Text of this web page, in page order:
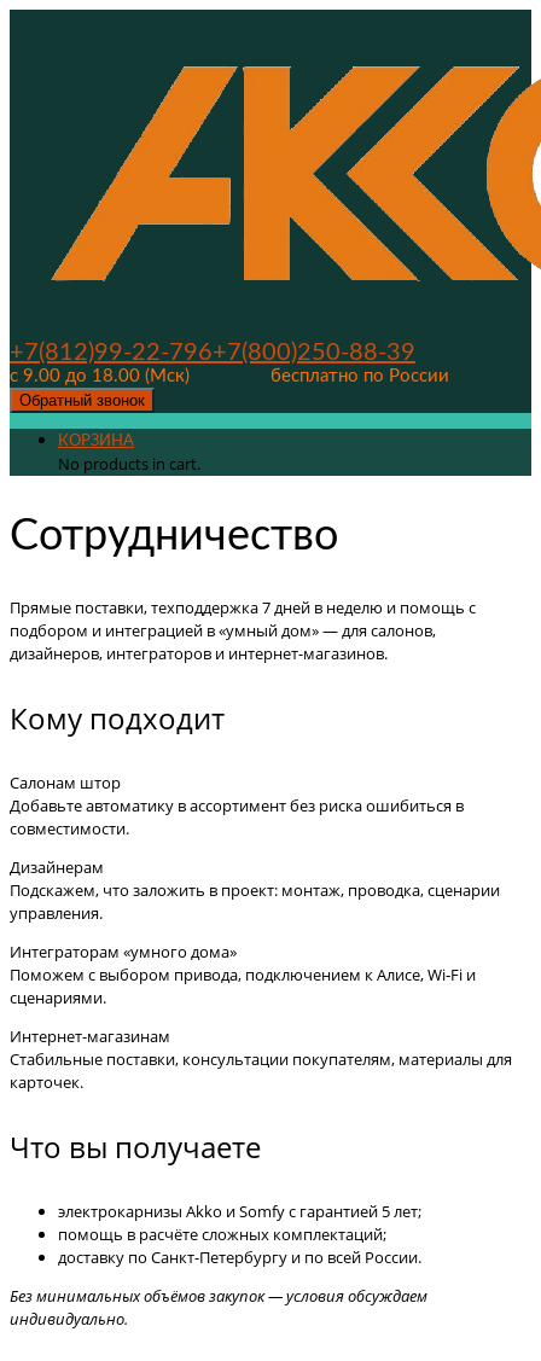
+7(812)99-22-796+7(800)250-88-39
с 9.00 до 18.00 (Мск)
бесплатно по России
Обратный звонок
КОРЗИНА
No products in cart.
Сотрудничество
Прямые поставки, техподдержка 7 дней в неделю и помощь с
подбором и интеграцией в «умный дом» — для салонов,
дизайнеров, интеграторов и интернет-магазинов.
Кому подходит
Салонам штор
Добавьте автоматику в ассортимент без риска ошибиться в
совместимости.
Дизайнерам
Подскажем, что заложить в проект: монтаж, проводка, сценарии
управления.
Интеграторам «умного дома»
Поможем с выбором привода, подключением к Алисе, Wi‑Fi и
сценариями.
Интернет-магазинам
Стабильные поставки, консультации покупателям, материалы для
карточек.
Что вы получаете
электрокарнизы Akko и Somfy с гарантией 5 лет;
помощь в расчёте сложных комплектаций;
доставку по Санкт-Петербургу и по всей России.
Без минимальных объёмов закупок — условия обсуждаем
индивидуально.